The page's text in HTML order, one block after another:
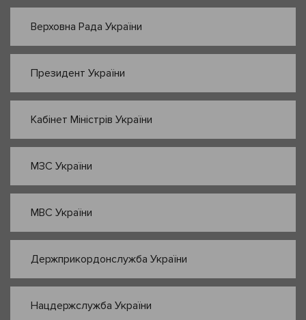
Верховна Рада України
Президент України
Кабінет Міністрів України
МЗС України
МВС України
Держприкордонслужба України
Нацдержслужба України